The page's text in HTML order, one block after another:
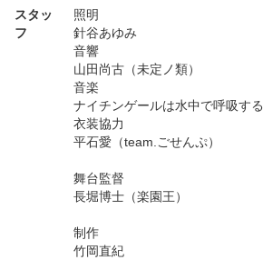
スタッ
フ
照明
針谷あゆみ
音響
山田尚古（未定ノ類）
音楽
ナイチンゲールは水中で呼吸する
衣装協力
平石愛（team.ごせんぷ）
舞台監督
長堀博士（楽園王）
制作
竹岡直紀